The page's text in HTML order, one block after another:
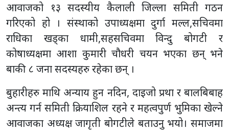
आवाजको १३ सदस्यीय कैलाली जिल्ला समिती गठन
गरिएको हो । संस्थाको उपाध्यक्षमा दुर्गा मल्ल,सचिवमा
राधिका खड्का धामी,सहसचिवमा विन्दु बोगटी र
कोषाध्यक्षमा आशा कुमारी चौधरी चयन भएका छन् भने
बाकी ८ जना सदस्यहरु रहेका छन् ।
बुहारीहरु माथि अन्याय हुन नदिन, दाइजो प्रथा र बालबिबाह
अन्त्य गर्न समिती क्रियाशिल रहने र महत्वपुर्ण भुमिका खेल्ने
आवाजका अध्यक्ष जागृती बोगटीले बताउनु भयो। समाजमा